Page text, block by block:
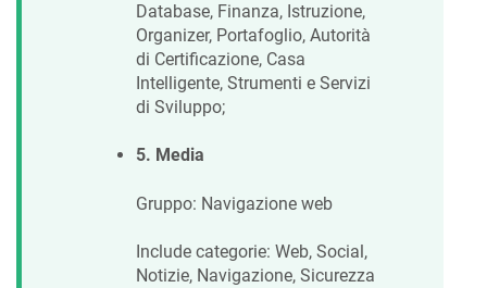
Database, Finanza, Istruzione,
Organizer, Portafoglio, Autorità
di Certificazione, Casa
Intelligente, Strumenti e Servizi
di Sviluppo;
5. Media
Gruppo: Navigazione web
Include categorie: Web, Social,
Notizie, Navigazione, Sicurezza